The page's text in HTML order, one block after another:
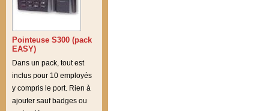
Pointeuse S300 (pack
EASY)
Dans un pack, tout est
inclus pour 10 employés
y compris le port. Rien à
ajouter sauf badges ou